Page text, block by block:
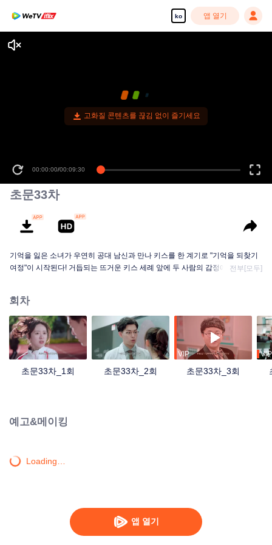
ko 앱 열기
앱 열기
고화질 콘텐츠를 끊김 없이 즐기세요
00:00:00/00:09:30
초문33차
기억을 잃은 소녀가 우연히 공대 남신과 만나 키스를 한 계기로 "기억을 되찾기
여정"이 시작된다! 거듭되는 뜨거운 키스 세례 앞에 두 사람의 감정에도 미묘한
전부[모두]
회차
초문33차_1회 초문33차_2회
VIP
초문33차_3회
VIP
예고&메이킹
Loading…